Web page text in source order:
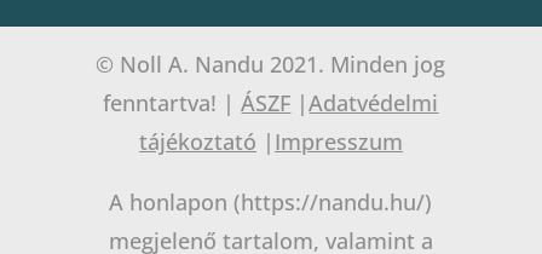
© Noll A. Nandu 2021. Minden jog
fenntartva! |ÁSZF |Adatvédelmi
tájékoztató | Impresszum
A honlapon (https://nandu.hu/)
megjelenő tartalom, valamint a